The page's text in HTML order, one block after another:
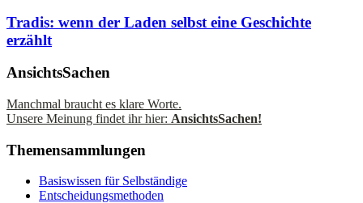
Tradis: wenn der Laden selbst eine Geschichte
erzählt
AnsichtsSachen
Manchmal braucht es klare Worte.
Unsere Meinung findet ihr hier: AnsichtsSachen!
Themensammlungen
Basiswissen für Selbständige
Entscheidungsmethoden